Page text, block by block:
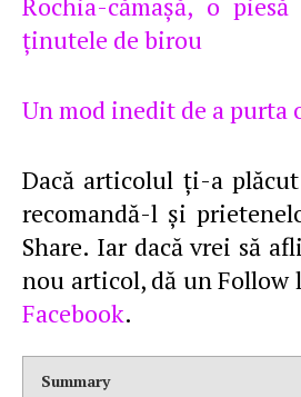
ţinutele de birou
Un mod inedit de a purta
Dacă articolul ţi-a
recomandă-l şi
Share. Iar dacă vrei să
nou articol, dă un Follow
Facebook.
Summary